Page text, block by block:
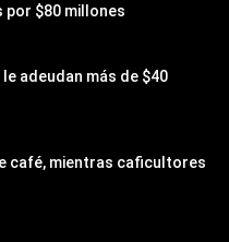
por $80 millones
adeudan más de $40
café, mientras caficultores